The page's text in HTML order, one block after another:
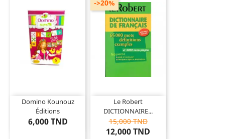
Domino Kounouz
Éditions
6,000 TND
Le Robert
DICTIONNAIRE...
15,000 TND
12,000 TND
->20%